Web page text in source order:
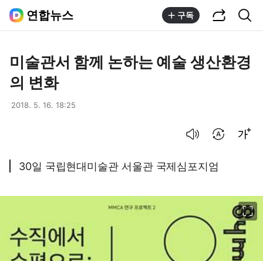
연합뉴스 구독
미술관서 함께 논하는 예술 생산환경
의 변화
2018. 5. 16. 18:25
30일 국립현대미술관 서울관 국제심포지엄